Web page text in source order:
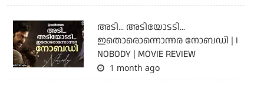
അടി... അടിയോടടി...
ഇതൊരൊന്നൊന്നര നോബഡി | I
NOBODY | MOVIE REVIEW
1 month ago